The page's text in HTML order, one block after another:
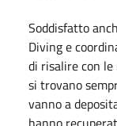
Soddisfatto
Diving e
di risalire con
si trovano
vanno a